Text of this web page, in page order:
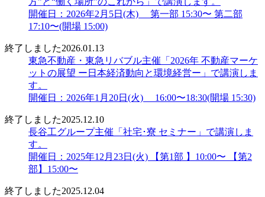
開催日：2026年2月5日(木) 第一部 15:30〜 第二部
17:10〜(開場 15:00)
終了しました2026.01.13
東急不動産・東急リバブル主催「2026年 不動産マーケ
ットの展望 ー日本経済動向と環境経営ー」で講演しま
す。
開催日：2026年1月20日(火) 16:00〜18:30(開場 15:30)
終了しました2025.12.10
長谷工グループ主催「社宅･寮 セミナー」で講演しま
す。
開催日：2025年12月23日(火) 【第1部 】10:00〜 【第2
部】15:00〜
終了しました2025.12.04